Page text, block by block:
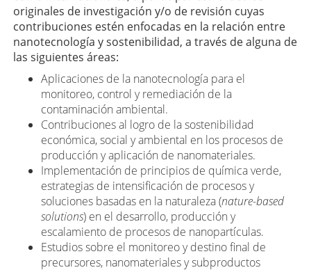
originales de investigación y/o de revisión cuyas
contribuciones estén enfocadas en la relación entre
nanotecnología y sostenibilidad, a través de alguna de
las siguientes áreas:
Aplicaciones de la nanotecnología para el
monitoreo, control y remediación de la
contaminación ambiental.
Contribuciones al logro de la sostenibilidad
económica, social y ambiental en los procesos de
producción y aplicación de nanomateriales.
Implementación de principios de química verde,
estrategias de intensificación de procesos y
soluciones basadas en la naturaleza (nature-based
solutions) en el desarrollo, producción y
escalamiento de procesos de nanopartículas.
Estudios sobre el monitoreo y destino final de
precursores, nanomateriales y subproductos